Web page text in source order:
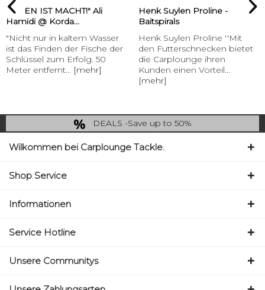
SEHEN IST MACHT!" Ali
Hamidi @ Korda...
"Nicht nur in kaltem Wasser
ist das Finden der Fische der
Schlüssel zum Erfolg. 50
Meter entfernt... [mehr]
Henk Suylen Proline -
Baitspirals
Henk Suylen Proline ''Mit
den Futterschnecken bietet
die Carplounge ihren
Kunden einen Vorteil...
[mehr]
DEALS -Save up to 50%
Wilkommen bei Carplounge Tackle.
Shop Service
Informationen
Service Hotline
Unsere Communitys